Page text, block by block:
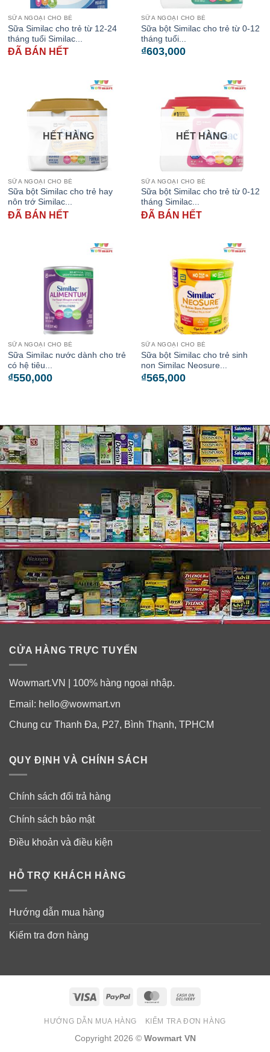
SỮA NGOẠI CHO BÉ
Sữa Similac cho trẻ từ 12-24
tháng tuổi Similac...
ĐÃ BÁN HẾT
SỮA NGOẠI CHO BÉ
Sữa bột Similac cho trẻ từ 0-12
tháng tuổi...
₫603,000
HẾT HÀNG
SỮA NGOẠI CHO BÉ
Sữa bột Similac cho trẻ hay
nôn trớ Similac...
ĐÃ BÁN HẾT
HẾT HÀNG
SỮA NGOẠI CHO BÉ
Sữa bột Similac cho trẻ từ 0-12
tháng Similac...
ĐÃ BÁN HẾT
SỮA NGOẠI CHO BÉ
Sữa Similac nước dành cho trẻ
có hệ tiêu...
₫550,000
SỮA NGOẠI CHO BÉ
Sữa bột Similac cho trẻ sinh
non Similac Neosure...
₫565,000
CỬA HÀNG TRỰC TUYẾN
Wowmart.VN | 100% hàng ngoại nhập.
Email: hello@wowmart.vn
Chung cư Thanh Đa, P27, Bình Thạnh, TPHCM
QUY ĐỊNH VÀ CHÍNH SÁCH
Chính sách đổi trả hàng
Chính sách bảo mật
Điều khoản và điều kiện
HỖ TRỢ KHÁCH HÀNG
Hướng dẫn mua hàng
Kiểm tra đơn hàng
Visa PayPal MasterCard
Delivery
HƯỚNG DẪN MUA HÀNG KIỂM TRA ĐƠN HÀNG
Copyright 2026 © Wowmart VN